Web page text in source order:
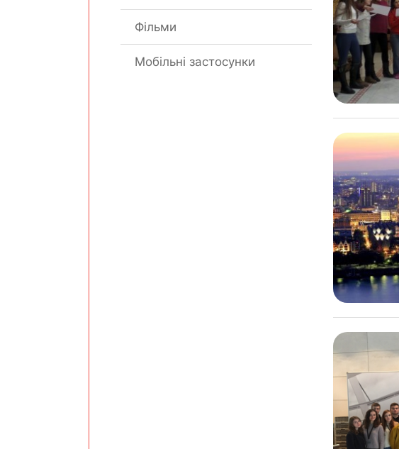
Фільми
Мобільні застосунки